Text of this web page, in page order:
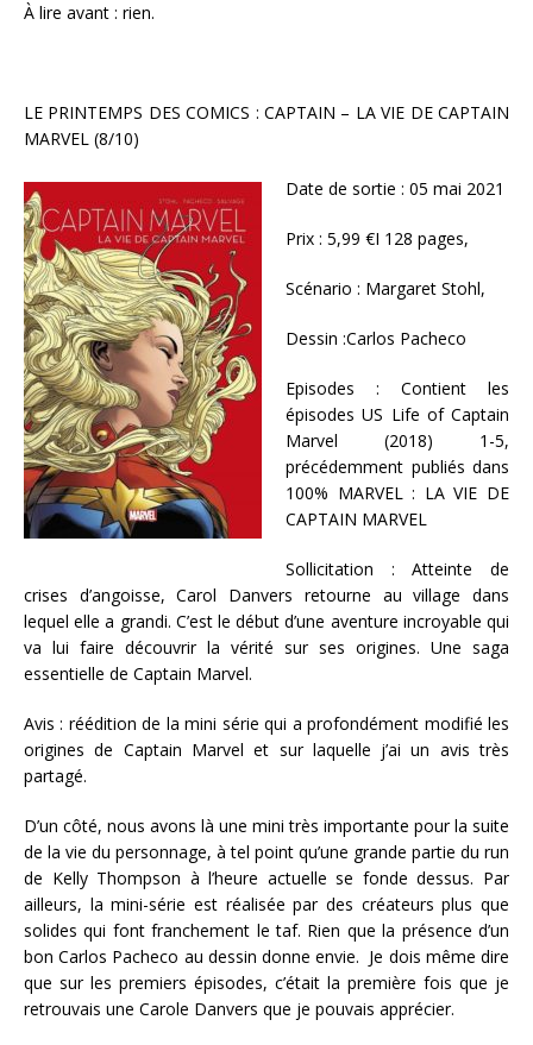
À lire avant : rien.
LE PRINTEMPS DES COMICS : CAPTAIN – LA VIE DE CAPTAIN
MARVEL (8/10)
Date de sortie : 05 mai 2021
Prix : 5,99 €I 128 pages,
Scénario : Margaret Stohl,
Dessin :Carlos Pacheco
Episodes : Contient les
épisodes US Life of Captain
Marvel (2018) 1-5,
précédemment publiés dans
100% MARVEL : LA VIE DE
CAPTAIN MARVEL
Sollicitation : Atteinte de
crises d’angoisse, Carol Danvers retourne au village dans
lequel elle a grandi. C’est le début d’une aventure incroyable qui
va lui faire découvrir la vérité sur ses origines. Une saga
essentielle de Captain Marvel.
Avis : réédition de la mini série qui a profondément modifié les
origines de Captain Marvel et sur laquelle j’ai un avis très
partagé.
D’un côté, nous avons là une mini très importante pour la suite
de la vie du personnage, à tel point qu’une grande partie du run
de Kelly Thompson à l’heure actuelle se fonde dessus. Par
ailleurs, la mini-série est réalisée par des créateurs plus que
solides qui font franchement le taf. Rien que la présence d’un
bon Carlos Pacheco au dessin donne envie. Je dois même dire
que sur les premiers épisodes, c’était la première fois que je
retrouvais une Carole Danvers que je pouvais apprécier.